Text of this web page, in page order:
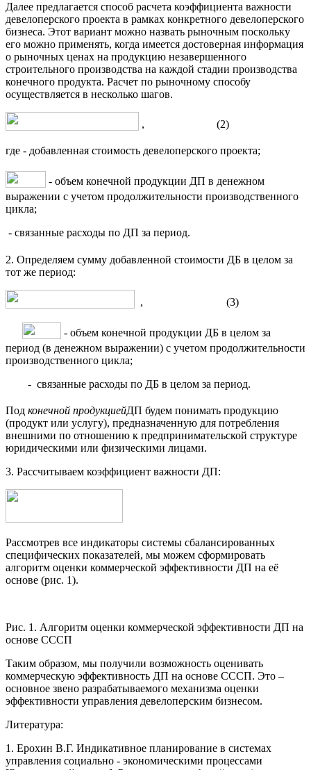
Далее предлагается способ расчета коэффициента важности
девелоперского проекта в рамках конкретного девелоперского
бизнеса. Этот вариант можно назвать рыночным поскольку
его можно применять, когда имеется достоверная информация
о рыночных ценах на продукцию незавершенного
строительного производства на каждой стадии производства
конечного продукта. Расчет по рыночному способу
осуществляется в несколько шагов.
, (2)
где - добавленная стоимость девелоперского проекта;
- объем конечной продукции ДП в денежном
выражении с учетом продолжительности производственного
цикла;
- связанные расходы по ДП за период.
2. Определяем сумму добавленной стоимости ДБ в целом за
тот же период:
, (3)
- объем конечной продукции ДБ в целом за
период (в денежном выражении) с учетом продолжительности
производственного цикла;
- связанные расходы по ДБ в целом за период.
Под конечной продукциейДП будем понимать продукцию
(продукт или услугу), предназначенную для потребления
внешними по отношению к предпринимательской структуре
юридическими или физическими лицами.
3. Рассчитываем коэффициент важности ДП:
Рассмотрев все индикаторы системы сбалансированных
специфических показателей, мы можем сформировать
алгоритм оценки коммерческой эффективности ДП на её
основе (рис. 1).
Рис. 1. Алгоритм оценки коммерческой эффективности ДП на
основе СССП
Таким образом, мы получили возможность оценивать
коммерческую эффективность ДП на основе СССП. Это –
основное звено разрабатываемого механизма оценки
эффективности управления девелоперским бизнесом.
Литература:
1. Ерохин В.Г. Индикативное планирование в системах
управления социально - экономическими процессами